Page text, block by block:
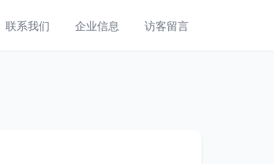
联系我们 企业信息 访客留言